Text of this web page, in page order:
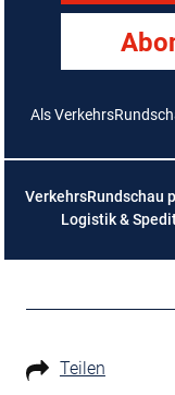
Als
VerkehrsRundschau
Logistik &
Teilen